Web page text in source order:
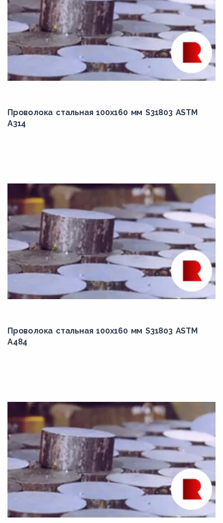
20Х2Н4А
20ХМ
20ХН
20ХН3А
21CrMoV5-7
23MnB4
26NiCrMo14-6
27NiCrMoV15-6
27ХГР
28Mn6
2HM
304H
309
30Г
30Х
30Х13
30ХГСА
30ХГСН2А
30ХГСНМА
30ХМА
Проволока стальная 100х160 мм S31803 ASTM
A314
Проволока стальная 100х160 мм S31803 ASTM
A484